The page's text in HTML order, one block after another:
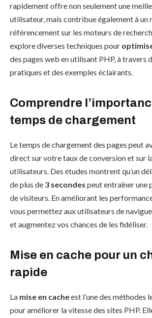
rapidement offre non seulement une
utilisateur, mais contribue également à un
référencement sur les moteurs de
explore diverses techniques pour
des pages web en utilisant PHP, à travers
pratiques et des exemples éclairants.
Comprendre
temps de chargement
Le temps de chargement des pages peut
direct sur votre taux de conversion et sur
utilisateurs. Des études montrent qu’un
de plus de 3 secondes peut entraîner une
de visiteurs. En améliorant les
vous permettez aux utilisateurs de
et augmentez vos chances de les fidéliser.
Mise en cache pour un
rapide
La mise en cacheest l’une des méthodes
pour améliorer la vitesse des sites PHP.